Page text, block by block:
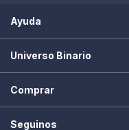
Ayuda
Universo Binario
Comprar
Seguinos